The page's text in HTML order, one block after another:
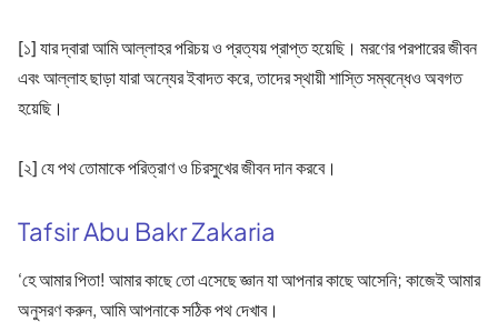
[১] যার দ্বারা আমি আল্লাহর পরিচয় ও প্রত্যয় প্রাপ্ত হয়েছি। মরণের পরপারের জীবন
এবং আল্লাহ ছাড়া যারা অন্যের ইবাদত করে, তাদের স্থায়ী শাস্তি সম্বন্ধেও অবগত
হয়েছি।
[২] যে পথ তোমাকে পরিত্রাণ ও চিরসুখের জীবন দান করবে।
Tafsir Abu Bakr Zakaria
‘হে আমার পিতা! আমার কাছে তো এসেছে জ্ঞান যা আপনার কাছে আসেনি; কাজেই আমার
অনুসরণ করুন, আমি আপনাকে সঠিক পথ দেখাব।